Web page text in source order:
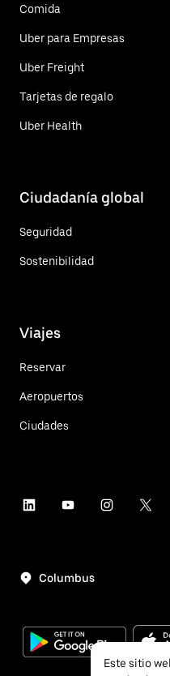
Comida
Uber para Empresas
Uber Freight
Tarjetas de regalo
Uber Health
Ciudadanía global
Seguridad
Sostenibilidad
Viajes
Reservar
Aeropuertos
Ciudades
Columbus
Este sitio